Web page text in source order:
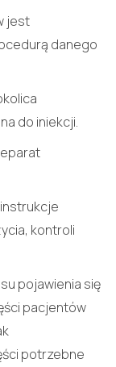
jest
danego
do iniekcji.
kontroli
pojawienia się
pacjentów
potrzebne